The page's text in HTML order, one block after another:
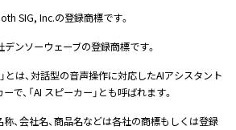
SIG, Inc.の登録商標です。
デンソーウェーブの登録商標です。
とは、対話型の音声操作に対応したAIアシスタント
で、「AI スピーカー」とも呼ばれます。
、会社名、商品名などは各社の商標もしくは登録